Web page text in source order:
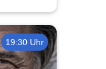
19:30 Uhr